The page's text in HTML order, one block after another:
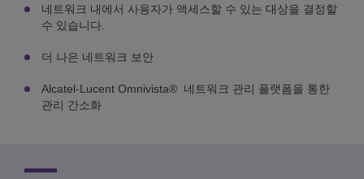
네트워크 내에서 사용자가 액세스할 수 있는 대상을 결정할
수 있습니다.
더 나은 네트워크 보안
Alcatel-Lucent Omnivista® 네트워크 관리 플랫폼을 통한
관리 간소화